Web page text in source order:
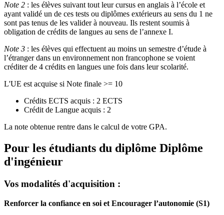
Note 2 : les élèves suivant tout leur cursus en anglais à l’école et
ayant validé un de ces tests ou diplômes extérieurs au sens du 1 ne
sont pas tenus de les valider à nouveau. Ils restent soumis à
obligation de crédits de langues au sens de l’annexe I.
Note 3 : les élèves qui effectuent au moins un semestre d’étude à
l’étranger dans un environnement non francophone se voient
créditer de 4 crédits en langues une fois dans leur scolarité.
L'UE est acquise si Note finale >= 10
Crédits ECTS acquis : 2 ECTS
Crédit de Langue acquis : 2
La note obtenue rentre dans le calcul de votre GPA.
Pour les étudiants du diplôme Diplôme
d'ingénieur
Vos modalités d'acquisition :
Renforcer la confiance en soi et Encourager l’autonomie (S1)